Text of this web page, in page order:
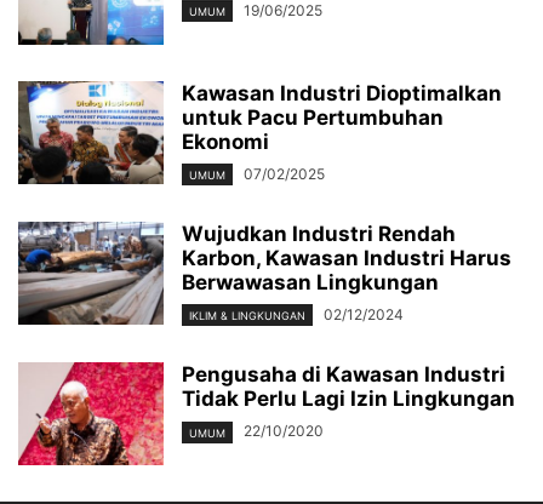
UMUM 19/06/2025
Kawasan Industri Dioptimalkan
untuk Pacu Pertumbuhan
Ekonomi
UMUM 07/02/2025
Wujudkan Industri Rendah
Karbon, Kawasan Industri Harus
Berwawasan Lingkungan
IKLIM & LINGKUNGAN 02/12/2024
Pengusaha di Kawasan Industri
Tidak Perlu Lagi Izin Lingkungan
UMUM 22/10/2020